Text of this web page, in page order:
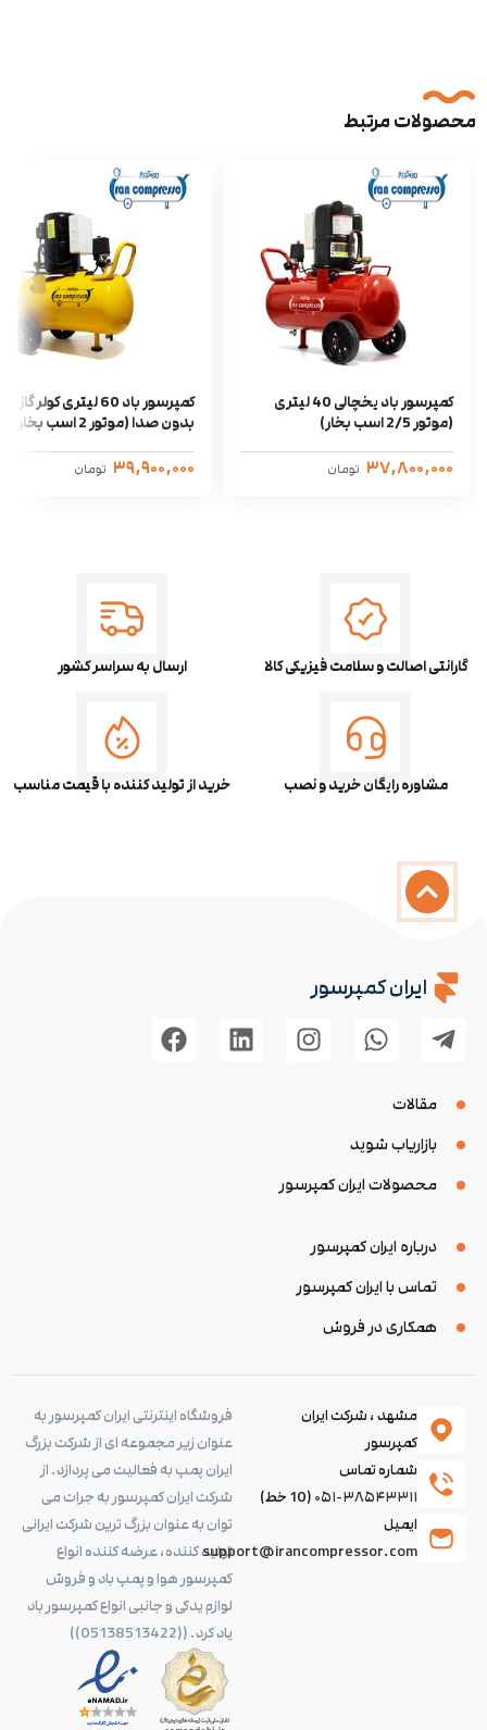
محصولات مرتبط
کمپرسور باد یخچالی 40 لیتری
(موتور 2/5 اسب بخار)
۳۷,۸۰۰,۰۰۰ تومان
کمپرسور باد 60 لیتری کولر گازی
بدون صدا (موتور 2 اسب بخار)
۳۹,۹۰۰,۰۰۰ تومان
گارانتی اصالت و سلامت فیزیکی کالا ارسال به سراسر کشور
مشاوره رایگان خرید و نصب خرید از تولید کننده با قیمت مناسب
درباره ایران کمپرسور
تماس با ایران کمپرسور
همکاری در فروش
مقالات
بازاریاب شوید
محصولات ایران کمپرسور
ایران کمپرسور
فروشگاه اینترنتی ایران کمپرسور به
عنوان زیر مجموعه ای از شرکت بزرگ
ایران پمپ به فعالیت می پردازد. از
شرکت ایران کمپرسور به جرات می
توان به عنوان بزرگ ترین شرکت ایرانی
تولید کننده، عرضه کننده انواع
کمپرسور هوا و پمپ باد و فروش
لوازم یدکی و جانبی انواع کمپرسور باد
یاد کرد. ((05138513422))
مشهد ، شرکت ایران
کمپرسور
شماره تماس
۰۵۱-۳۸۵۴۳۳۱۱ (10 خط)
ایمیل
support@irancompressor.com